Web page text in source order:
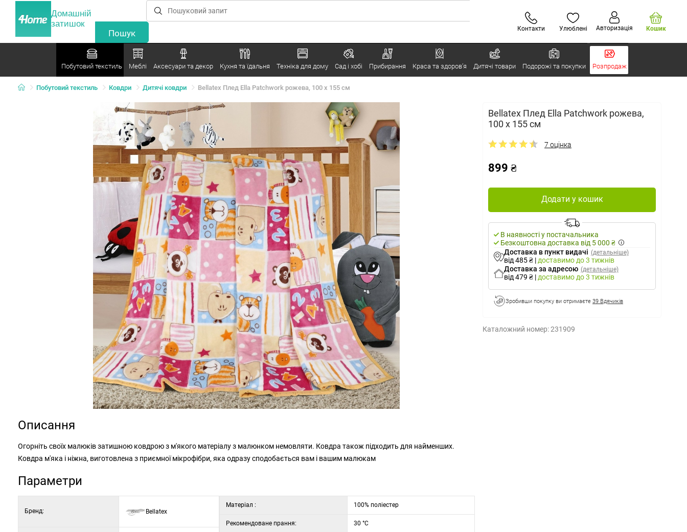
Домашній
затишок
Контакти Улюблені Авторизація Кошик
Побутовий текстиль Меблі Аксесуари та декор Кухня та їдальня Техніка для дому Сад і хобі Прибирання Краса та здоров’я Дитячі товари Подорожі та покупки Розпродаж
Побутовий текстиль Ковдри Дитячі ковдри Bellatex Плед Ella Patchwork рожева, 100 x 155 см
Bellatex Плед Ella Patchwork рожева,
100 x 155 см
7 оцінка
899 ₴
Додати у кошик
В наявності у постачальника
Безкоштовна доставка від 5 000 ₴
Доставка в пункт видачі (детальніше)
від 485 ₴ | доставимо до 3 тижнів
Доставка за адресою (детальніше)
від 479 ₴ | доставимо до 3 тижнів
Зробивши покупку ви отримаєте 39 Вдячиків
Каталожний номер:231909
Описання
Огорніть своїх малюків затишною ковдрою з м'якого матеріалу з малюнком немовляти. Ковдра також підходить для найменших.
Ковдра м'яка і ніжна, виготовлена з приємної мікрофібри, яка одразу сподобається вам і вашим малюкам
Параметри
Бренд: Bellatex
Матеріал : 100% поліестер
Рекомендоване прання: 30 °C